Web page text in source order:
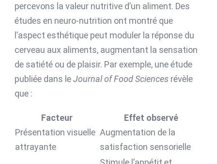
percevons la valeur nutritive d’un aliment. Des
études en neuro-nutrition ont montré que
l’aspect esthétique peut moduler la réponse du
cerveau aux aliments, augmentant la sensation
de satiété ou de plaisir. Par exemple, une étude
publiée dans leJournal of Food Sciences révèle
que :
Facteur
Effet observé
Présentation visuelle
attrayante
Augmentation de la
satisfaction sensorielle